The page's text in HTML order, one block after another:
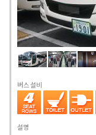
버스 설비
설명